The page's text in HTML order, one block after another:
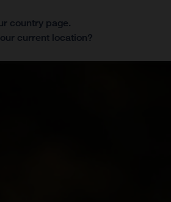
country page.
current location?